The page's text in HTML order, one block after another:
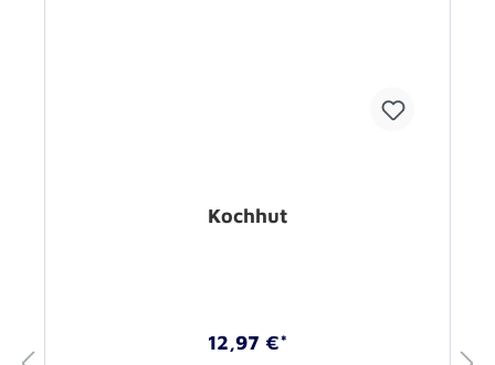
Kochhut
12,97 €*